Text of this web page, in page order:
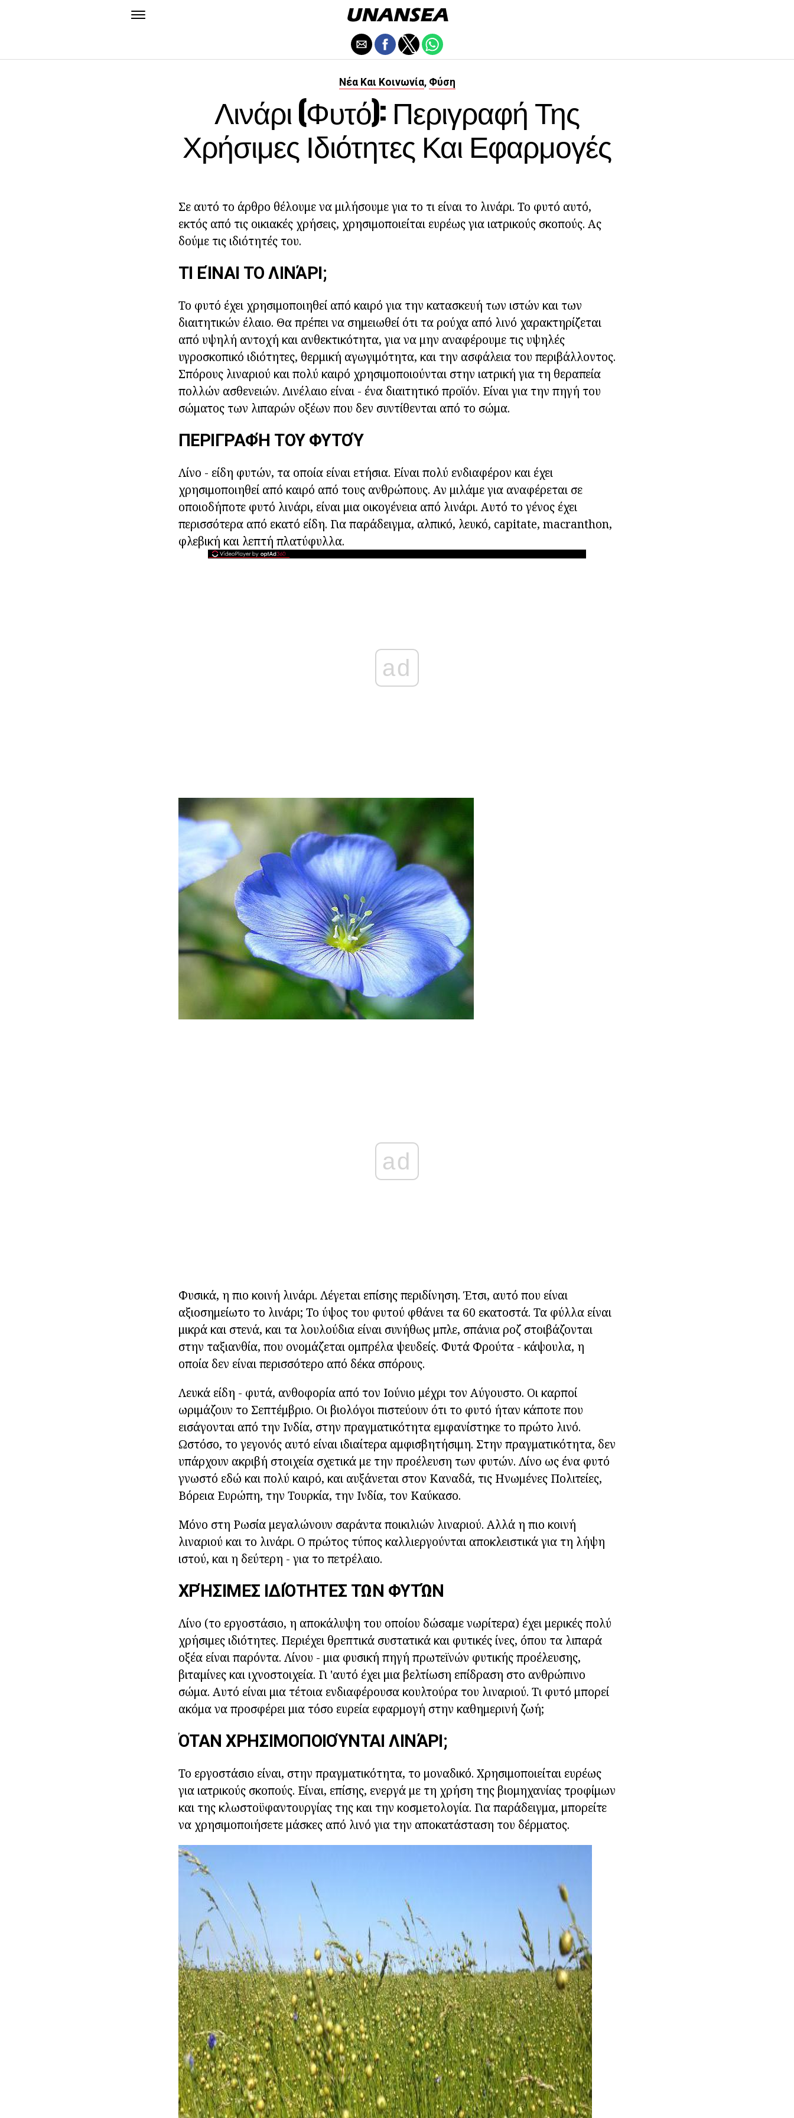
Νέα Και Κοινωνία, Φύση
Λινάρι (φυτό): Περιγραφή Της
Χρήσιμες Ιδιότητες Και Εφαρμογές
Σε αυτό το άρθρο θέλουμε να μιλήσουμε για το τι είναι το λινάρι. Το φυτό αυτό,
εκτός από τις οικιακές χρήσεις, χρησιμοποιείται ευρέως για ιατρικούς σκοπούς. Ας
δούμε τις ιδιότητές του.
ΤΙ ΕΊΝΑΙ ΤΟ ΛΙΝΆΡΙ;
Το φυτό έχει χρησιμοποιηθεί από καιρό για την κατασκευή των ιστών και των
διαιτητικών έλαιο. Θα πρέπει να σημειωθεί ότι τα ρούχα από λινό χαρακτηρίζεται
από υψηλή αντοχή και ανθεκτικότητα, για να μην αναφέρουμε τις υψηλές
υγροσκοπικό ιδιότητες, θερμική αγωγιμότητα, και την ασφάλεια του περιβάλλοντος.
Σπόρους λιναριού και πολύ καιρό χρησιμοποιούνται στην ιατρική για τη θεραπεία
πολλών ασθενειών. Λινέλαιο είναι - ένα διαιτητικό προϊόν. Είναι για την πηγή του
σώματος των λιπαρών οξέων που δεν συντίθενται από το σώμα.
ΠΕΡΙΓΡΑΦΉ ΤΟΥ ΦΥΤΟΎ
Λίνο - είδη φυτών, τα οποία είναι ετήσια. Είναι πολύ ενδιαφέρον και έχει
χρησιμοποιηθεί από καιρό από τους ανθρώπους. Αν μιλάμε για αναφέρεται σε
οποιοδήποτε φυτό λινάρι, είναι μια οικογένεια από λινάρι. Αυτό το γένος έχει
περισσότερα από εκατό είδη. Για παράδειγμα, αλπικό, λευκό, capitate, macranthon,
φλεβική και λεπτή πλατύφυλλα.
ad
ad
Φυσικά, η πιο κοινή λινάρι. Λέγεται επίσης περιδίνηση. Έτσι, αυτό που είναι
αξιοσημείωτο το λινάρι; Το ύψος του φυτού φθάνει τα 60 εκατοστά. Τα φύλλα είναι
μικρά και στενά, και τα λουλούδια είναι συνήθως μπλε, σπάνια ροζ στοιβάζονται
στην ταξιανθία, που ονομάζεται ομπρέλα ψευδείς. Φυτά Φρούτα - κάψουλα, η
οποία δεν είναι περισσότερο από δέκα σπόρους.
Λευκά είδη - φυτά, ανθοφορία από τον Ιούνιο μέχρι τον Αύγουστο. Οι καρποί
ωριμάζουν το Σεπτέμβριο. Οι βιολόγοι πιστεύουν ότι το φυτό ήταν κάποτε που
εισάγονται από την Ινδία, στην πραγματικότητα εμφανίστηκε το πρώτο λινό.
Ωστόσο, το γεγονός αυτό είναι ιδιαίτερα αμφισβητήσιμη. Στην πραγματικότητα, δεν
υπάρχουν ακριβή στοιχεία σχετικά με την προέλευση των φυτών. Λίνο ως ένα φυτό
γνωστό εδώ και πολύ καιρό, και αυξάνεται στον Καναδά, τις Ηνωμένες Πολιτείες,
Βόρεια Ευρώπη, την Τουρκία, την Ινδία, τον Καύκασο.
Μόνο στη Ρωσία μεγαλώνουν σαράντα ποικιλιών λιναριού. Αλλά η πιο κοινή
λιναριού και το λινάρι. Ο πρώτος τύπος καλλιεργούνται αποκλειστικά για τη λήψη
ιστού, και η δεύτερη - για το πετρέλαιο.
ΧΡΉΣΙΜΕΣ ΙΔΙΌΤΗΤΕΣ ΤΩΝ ΦΥΤΏΝ
Λίνο (το εργοστάσιο, η αποκάλυψη του οποίου δώσαμε νωρίτερα) έχει μερικές πολύ
χρήσιμες ιδιότητες. Περιέχει θρεπτικά συστατικά και φυτικές ίνες, όπου τα λιπαρά
οξέα είναι παρόντα. Λίνου - μια φυσική πηγή πρωτεϊνών φυτικής προέλευσης,
βιταμίνες και ιχνοστοιχεία. Γι 'αυτό έχει μια βελτίωση επίδραση στο ανθρώπινο
σώμα. Αυτό είναι μια τέτοια ενδιαφέρουσα κουλτούρα του λιναριού. Τι φυτό μπορεί
ακόμα να προσφέρει μια τόσο ευρεία εφαρμογή στην καθημερινή ζωή;
ΌΤΑΝ ΧΡΗΣΙΜΟΠΟΙΟΎΝΤΑΙ ΛΙΝΆΡΙ;
Το εργοστάσιο είναι, στην πραγματικότητα, το μοναδικό. Χρησιμοποιείται ευρέως
για ιατρικούς σκοπούς. Είναι, επίσης, ενεργά με τη χρήση της βιομηχανίας τροφίμων
και της κλωστοϋφαντουργίας της και την κοσμετολογία. Για παράδειγμα, μπορείτε
να χρησιμοποιήσετε μάσκες από λινό για την αποκατάσταση του δέρματος.